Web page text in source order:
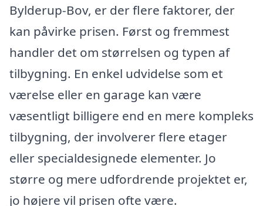
Bylderup-Bov, er der flere faktorer, der
kan påvirke prisen. Først og fremmest
handler det om størrelsen og typen af
tilbygning. En enkel udvidelse som et
værelse eller en garage kan være
væsentligt billigere end en mere kompleks
tilbygning, der involverer flere etager
eller specialdesignede elementer. Jo
større og mere udfordrende projektet er,
jo højere vil prisen ofte være.